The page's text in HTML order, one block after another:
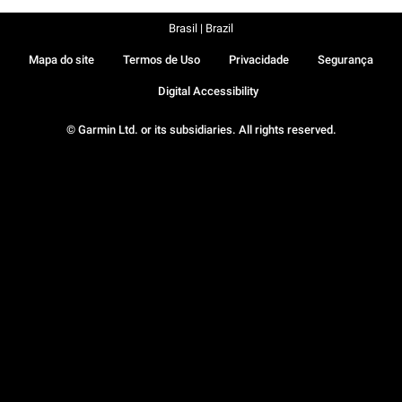
© Garmin Ltd. or its subsidiaries. All rights reserved.
Mapa do site Termos de Uso Privacidade Segurança
Digital Accessibility
Brasil | Brazil